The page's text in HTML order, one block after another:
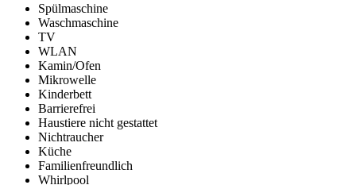
Spülmaschine
Waschmaschine
TV
WLAN
Kamin/Ofen
Mikrowelle
Kinderbett
Barrierefrei
Haustiere nicht gestattet
Nichtraucher
Küche
Familienfreundlich
Whirlpool